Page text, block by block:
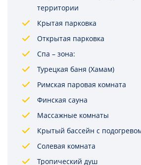
территории
Крытая парковка
Открытая парковка
Спа – зона:
Турецкая баня (Хамам)
Римская паровая комната
Финская сауна
Массажные комнаты
Крытый бассейн с
Солевая комната
Тропический душ